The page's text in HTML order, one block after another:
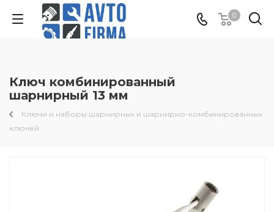
0
Ключ комбинированный
шарнирный 13 мм
Ключи и наборы шарнирных и шарнирно-комбинированных
ключей